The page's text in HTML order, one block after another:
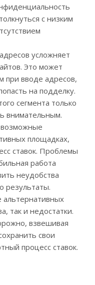
с низким
усложняет
Это может
при вводе адресов,
на подделку.
сегмента только
внимательным.
площадках,
ставок. Проблемы
работа
неудобства
результаты.
альтернативных
так и недостатки.
взвешивая
свои
процесс ставок.